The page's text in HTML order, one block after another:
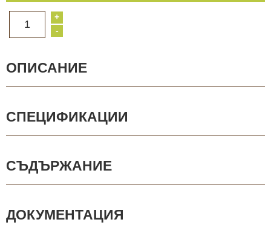
1
-
+
ОПИСАНИЕ
СПЕЦИФИКАЦИИ
СЪДЪРЖАНИЕ
ДОКУМЕНТАЦИЯ